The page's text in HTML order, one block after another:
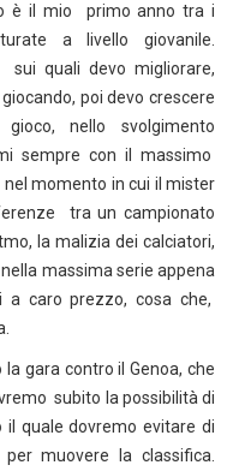
è il mio primo anno tra i
a livello giovanile.
sui quali devo migliorare,
poi devo crescere
nello svolgimento
sempre con il massimo
momento in cui il mister
tra un campionato
la malizia dei calciatori,
massima serie appena
caro prezzo, cosa che,
gara contro il Genoa, che
subito la possibilità di
quale dovremo evitare di
muovere la classifica.